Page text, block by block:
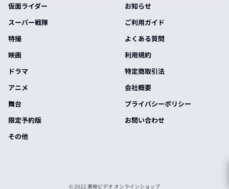
仮面ライダー
スーパー戦隊
特撮
映画
ドラマ
アニメ
舞台
限定予約版
その他
お知らせ
ご利用ガイド
よくある質問
利用規約
特定商取引法
会社概要
プライバシーポリシー
お問い合わせ
© 2022 東映ビデオ オンラインショップ